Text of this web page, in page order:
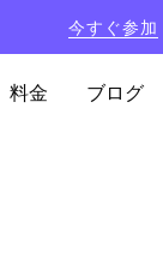
今すぐ参加
料金 ブログ